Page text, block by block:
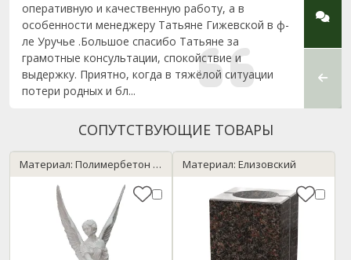
оперативную и качественную работу, а в
особенности менеджеру Татьяне Гижевской в ф-
ле Уручье .Большое спасибо Татьяне за
грамотные консультации, спокойствие и
выдержку. Приятно, когда в тяжёлой ситуации
потери родных и бл...
СОПУТСТВУЮЩИЕ ТОВАРЫ
Материал: Полимербетон / мрамор Материал: Елизовский